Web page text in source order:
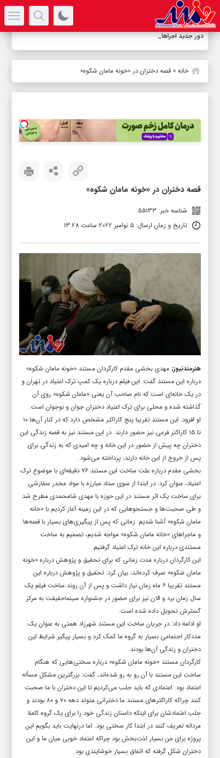
دور جدید اجراهای نمایش-
خانه» قصه دختران در «خونه مامان شکوه»
قصه دختران در «خونه مامان شکوه»
شناسه خبر: 55133
تاریخ و زمان ارسال: 5 نوامبر 2022 ساعت 13:28
هنرمندنیوز; مهدی بخشی مقدم کارگردان مستند «خونه مامان شکوه»
درباره این مستند گفت: این فیلم درباره یک کمپ ترک اعتیاد در تهران و
در یک خانه‌ای است که نام صاحب آن یعنی «مامان شکوه» روی آن
گذاشته شده و محلی برای ترک اعتیاد دختران جوان و نوجوان است.
او افزود: این مستند تقریبا پنج کاراکتر مشخص دارد که در کنار آن‌ها ۱۰
تا ۱۵ کاراکتر فرعی نیز حضور دارند. در این مستند نیز به قصه زندگی این
دختران چه پیش از حضور در این خانه و چه امیدی که به زندگی برای
پس از خروج از این خانه دارند، پرداخته می‌شود.
بخشی مقدم درباره علت ساخت این مستند ۷۶ دقیقه‌ای با موضوع ترک
اعتیاد، عنوان کرد: در ابتدا از سوی ستاد مبارزه با مواد مخدر سفارشی
برای ساخت یک اثر مستند در این حوزه با مهدی شامحمدی مطرح شد
و طی صحبت‌ها و جستجوهایی که در این زمینه آغاز کردیم با «خانه
مامان شکوه» آشنا شدیم. زمانی که پس از پیگیری‌های بسیار با قصه‌ها
و ماجراهای «خانه مامان شکوه» مواجه شدیم، تصمیم به ساخت
مستندی درباره این خانه ترک اعتیاد گرفتیم.
این کارگردان درباره مدت زمانی که برای تحقیق و پژوهش درباره «خونه
مامان شکوه» صرف کرده‌اند، بیان کرد: تحقیق و پژوهش درباره این
مستند تقریبا ۶ ماه زمان نیاز داشت و پس از آن روند ساخت فیلم یک
سال زمان برد و الان نیز برای حضور در جشنواره سینماحقیقت به مرکز
گسترش تحویل داده شده است.
او ادامه داد: در جریان ساخت این مستند شهرزاد همتی به عنوان یک
مددکار اجتماعی بسیار به گروه ما کمک کرد و بسیار پیگیر شرایط این
دختران و زندگی آن‌ها بودند.
کارگردان مستند «خونه مامان شکوه» درباره سختی‌هایی که هنگام
ساخت این مستند با آن رو به رو شده‌اند، گفت: بزرگترین مشکل مسأله
اعتماد بود. اعتمادی که باید جلب می‌کردیم تا این دختران با ما صحبت
کنند چراکه کاراکترهای مستند ما دخترانی متولد دهه ۷۰ و ۸۰ بودند و
جلب اعتمادشان برای اینکه داستان زندگی خود را برای یک گروه کاملا
مردانه تعریف کنند در ابتدا کار سختی بود. اما درنهایت باید بگویم این
پروژه برای من بسیار لذت‌بخش بود چراکه اعتماد خوبی میان ما و این
دختران شکل گرفته که اتفاق بسیار خوشایندی بود.